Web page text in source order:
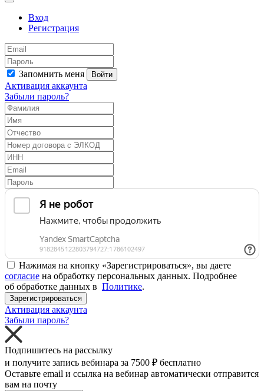
Вход
Регистрация
Запомнить меня Войти
Активация аккаунта
Забыли пароль?
Нажимая на кнопку «Зарегистрироваться», вы даете
согласие на обработку персональных данных. Подробнее
об обработке данных в Политике.
Зарегистрироваться
Активация аккаунта
Забыли пароль?
Подпишитесь на рассылку
и получите запись вебинара за 7500 ₽ бесплатно
Оставьте email и ссылка на вебинар автоматически отправится
вам на почту